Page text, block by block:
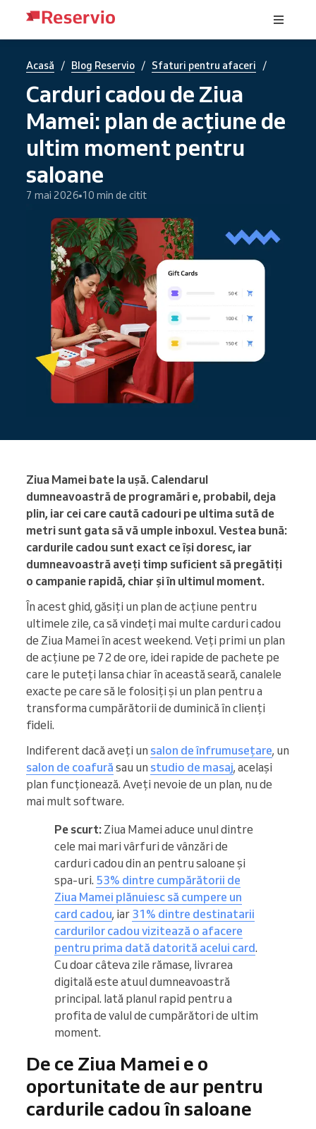
Acasă / Blog Reservio / Sfaturi pentru afaceri /
Carduri cadou de Ziua
Mamei: plan de acțiune de
ultim moment pentru
saloane
7 mai 2026 10 min de citit
Ziua Mamei bate la ușă. Calendarul
dumneavoastră de programări e, probabil, deja
plin, iar cei care caută cadouri pe ultima sută de
metri sunt gata să vă umple inboxul. Vestea bună:
cardurile cadou sunt exact ce își doresc, iar
dumneavoastră aveți timp suficient să pregătiți
o campanie rapidă, chiar și în ultimul moment.
În acest ghid, găsiți un plan de acțiune pentru
ultimele zile, ca să vindeți mai multe carduri cadou
de Ziua Mamei în acest weekend. Veți primi un plan
de acțiune pe 72 de ore, idei rapide de pachete pe
care le puteți lansa chiar în această seară, canalele
exacte pe care să le folosiți și un plan pentru a
transforma cumpărătorii de duminică în clienți
fideli.
Indiferent dacă aveți un salon de înfrumusețare, un
salon de coafură sau un studio de masaj, același
plan funcționează. Aveți nevoie de un plan, nu de
mai mult software.
Pe scurt: Ziua Mamei aduce unul dintre
cele mai mari vârfuri de vânzări de
carduri cadou din an pentru saloane și
spa-uri. 53% dintre cumpărătorii de
Ziua Mamei plănuiesc să cumpere un
card cadou, iar 31% dintre destinatarii
cardurilor cadou vizitează o afacere
pentru prima dată datorită acelui card.
Cu doar câteva zile rămase, livrarea
digitală este atuul dumneavoastră
principal. Iată planul rapid pentru a
profita de valul de cumpărători de ultim
moment.
De ce Ziua Mamei e o
oportunitate de aur pentru
cardurile cadou în saloane